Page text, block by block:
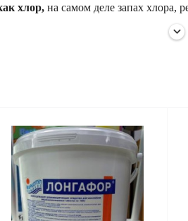
хлор,на самом деле запах хлора,